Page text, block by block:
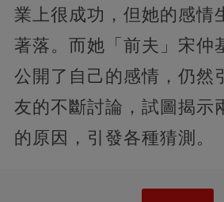
業上很成功，但她的感情
著落。而她「前夫」宋仲
公開了自己的感情，仍然
友的不斷討論，試圖揭示
的原因，引發各種猜測。